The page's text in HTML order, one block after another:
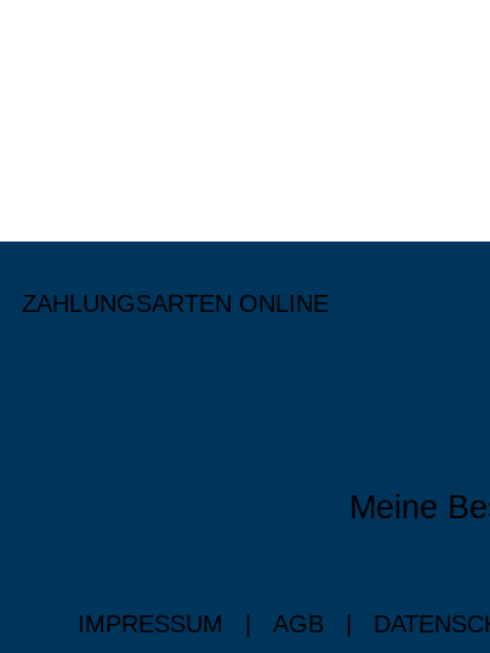
ZAHLUNGSARTEN ONLINE
Meine
IMPRESSUM AGB